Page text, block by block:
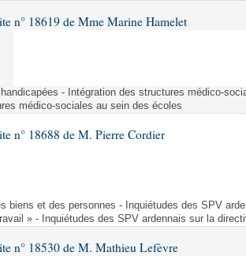
n° 18619 de Mme Marine Hamelet
- Intégration des structures médico-
médico-sociales au sein des écoles
n° 18688 de M. Pierre Cordier
biens et des personnes - Inquiétudes des SPV
» - Inquiétudes des SPV ardennais sur la
n° 18530 de M. Mathieu Lefèvre